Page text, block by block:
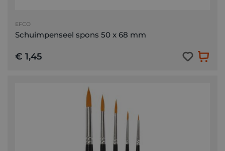
EFCO
Schuimpenseel spons 50 x 68 mm
€ 1,45